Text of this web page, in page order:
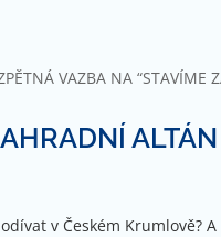
VAZBA NA “STAVÍME
ALTÁN
v Českém Krumlově?